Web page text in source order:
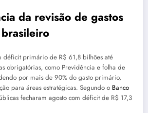
da revisão de gastos
déficit primário de R$ 61,8 bilhões até
obrigatórias, como Previdência e folha de
por mais de 90% do gasto primário,
para áreas estratégicas. Segundo o Banco
fecharam agosto com déficit de R$ 17,3